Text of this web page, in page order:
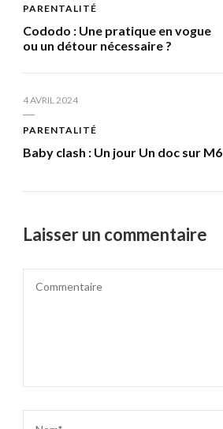
PARENTALITÉ
Cododo : Une pratique en vogue
ou un détour nécessaire ?
4 AVRIL 2024
PARENTALITÉ
Baby clash : Un jour Un doc sur M6
Laisser un commentaire